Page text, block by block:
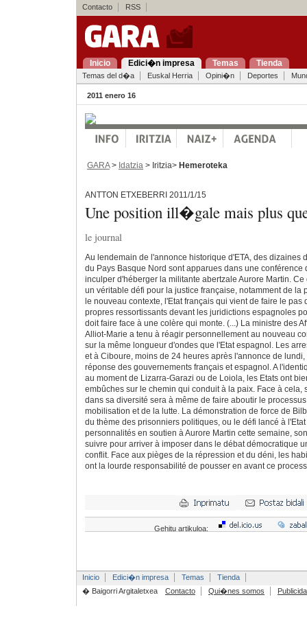
Contacto RSS
Inicio Edici�n impresa Temas Tienda
Temas del d�a Euskal Herria Opini�n Deportes
2011 enero 16
GARA> Idatzia > Iritzia> Hemeroteka
ANTTON ETXEBERRI 2011/1/15
Une position ill�gale mais plus
le journal
Au lendemain de l'annonce historique d'ETA, des dizaines
du Pays Basque Nord sont apparues dans une conférence
inculper d'héberger la militante abertzale Aurore Martin.
un véritable défi pour la justice française, notamment de la
le nouveau contexte, l'Etat français qui vient de faire le pas
propres ressortissants devant les juridictions espagnoles
doit faire face à une colère qui monte. (...) La ministre des
Alliot-Marie a tenu à réagir personnellement au nouveau
sur la même longueur d'ondes que l'Etat espagnol. Les
et à Ciboure, moins de 24 heures après l'annonce de
réponse des gouvernements français et espagnol. A
au moment de Lizarra-Garazi ou de Loiola, les Etats ont
embûches sur le chemin qui conduit à la paix. Face à cela,
dans sa diversité sera à même de faire aboutir le
mobilisation et de la lutte. La démonstration de force de
du thème des prisonniers politiques, ou le défi lancé à
personnalités en soutien à Aurore Martin cette semaine,
suivre pour arriver à imposer dans le débat démocratique
conflit. Face aux pièges de la répression et du déni, les
ont la lourde responsabilité de pousser en avant ce
Gehitu artikuloa:
Inicio Edici�n impresa Temas
Tienda
� Baigorri Argitaletxea
Contacto Qui�nes somos